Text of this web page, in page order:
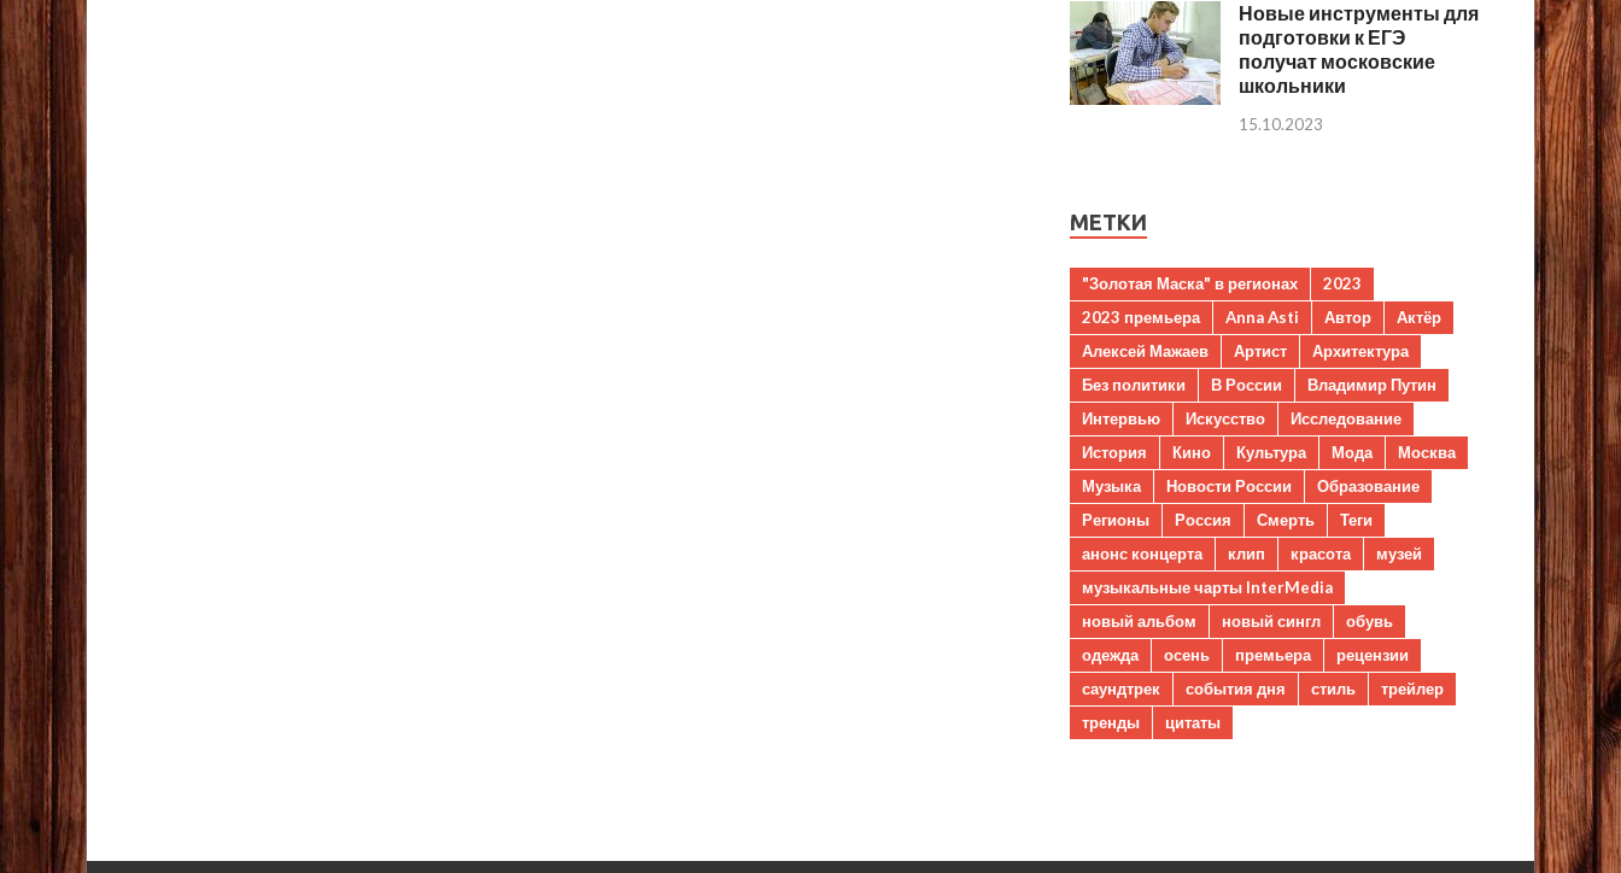
Новые инструменты для
подготовки к ЕГЭ
получат московские
школьники
15.10.2023
МЕТКИ
"Золотая Маска" в регионах
2023
2023 премьера
Anna Asti Автор
Актёр
Алексей Мажаев
Артист
Архитектура
Без политики
В России
Владимир Путин
Интервью
Искусство
Исследование
История
Кино Культура Мода
Москва
Музыка
Новости России
Образование
Регионы
Россия Смерть
Теги
анонс концерта
клип красота
музей
музыкальные чарты InterMedia
новый альбом
новый сингл
обувь
одежда
осень премьера
рецензии
саундтрек
события дня стиль
трейлер
тренды
цитаты